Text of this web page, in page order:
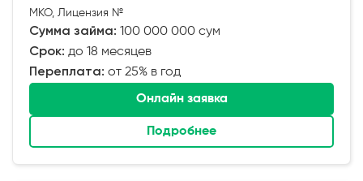
МКО, Лицензия №
Сумма займа: 100 000 000 сум
Срок: до 18 месяцев
Переплата: от 25% в год
Онлайн заявка
Подробнее